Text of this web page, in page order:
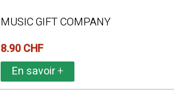
MUSIC GIFT COMPANY
8.90 CHF
En savoir+